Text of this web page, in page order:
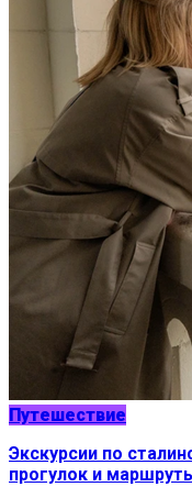
Путешествие
Экскурсии по
прогулок и